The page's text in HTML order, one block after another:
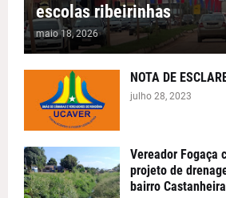
escolas ribeirinhas
maio 18, 2026
NOTA DE
julho 28, 2023
Vereador Fogaça
projeto de
bairro Castanheira